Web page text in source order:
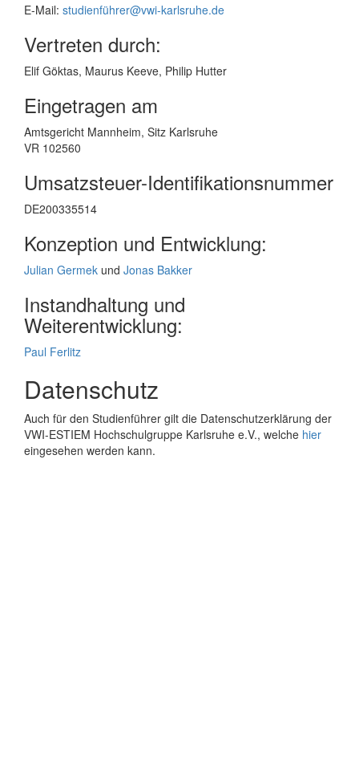
E-Mail: studienführer@vwi-karlsruhe.de
Vertreten durch:
Elif Göktas, Maurus Keeve, Philip Hutter
Eingetragen am
Amtsgericht Mannheim, Sitz Karlsruhe
VR 102560
Umsatzsteuer-Identifikationsnummer
DE200335514
Konzeption und Entwicklung:
Julian Germek und Jonas Bakker
Instandhaltung und
Weiterentwicklung:
Paul Ferlitz
Datenschutz
Auch für den Studienführer gilt die Datenschutzerklärung der
VWI-ESTIEM Hochschulgruppe Karlsruhe e.V., welche hier
eingesehen werden kann.